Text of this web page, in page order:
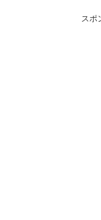
スポ